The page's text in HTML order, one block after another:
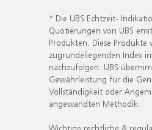
* Die UBS Echtzeit-
Quotierungen von UBS
Produkten. Diese Produkte
zugrundeliegenden Index
nachzufolgen. UBS
Gewährleistung für die
Vollständigkeit oder
angewandten Methodik.